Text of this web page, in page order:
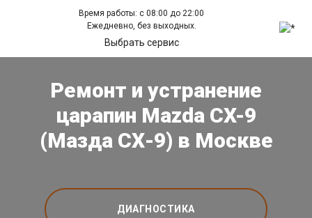
Время работы: с 08:00 до 22:00
Ежедневно, без выходных.
Выбрать сервис
Ремонт и устранение
царапин Mazda CX-9
(Мазда СХ-9) в Москве
ДИАГНОСТИКА